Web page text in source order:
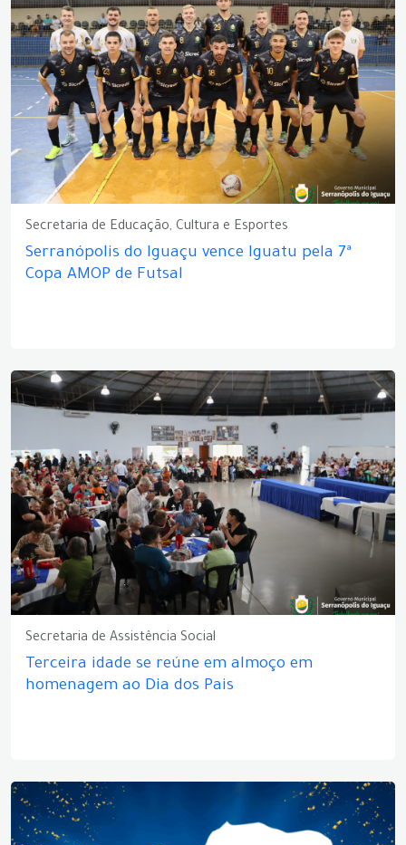
Secretaria de Educação, Cultura e Esportes
Serranópolis do Iguaçu vence Iguatu pela 7ª
Copa AMOP de Futsal
Secretaria de Assistência Social
Terceira idade se reúne em almoço em
homenagem ao Dia dos Pais